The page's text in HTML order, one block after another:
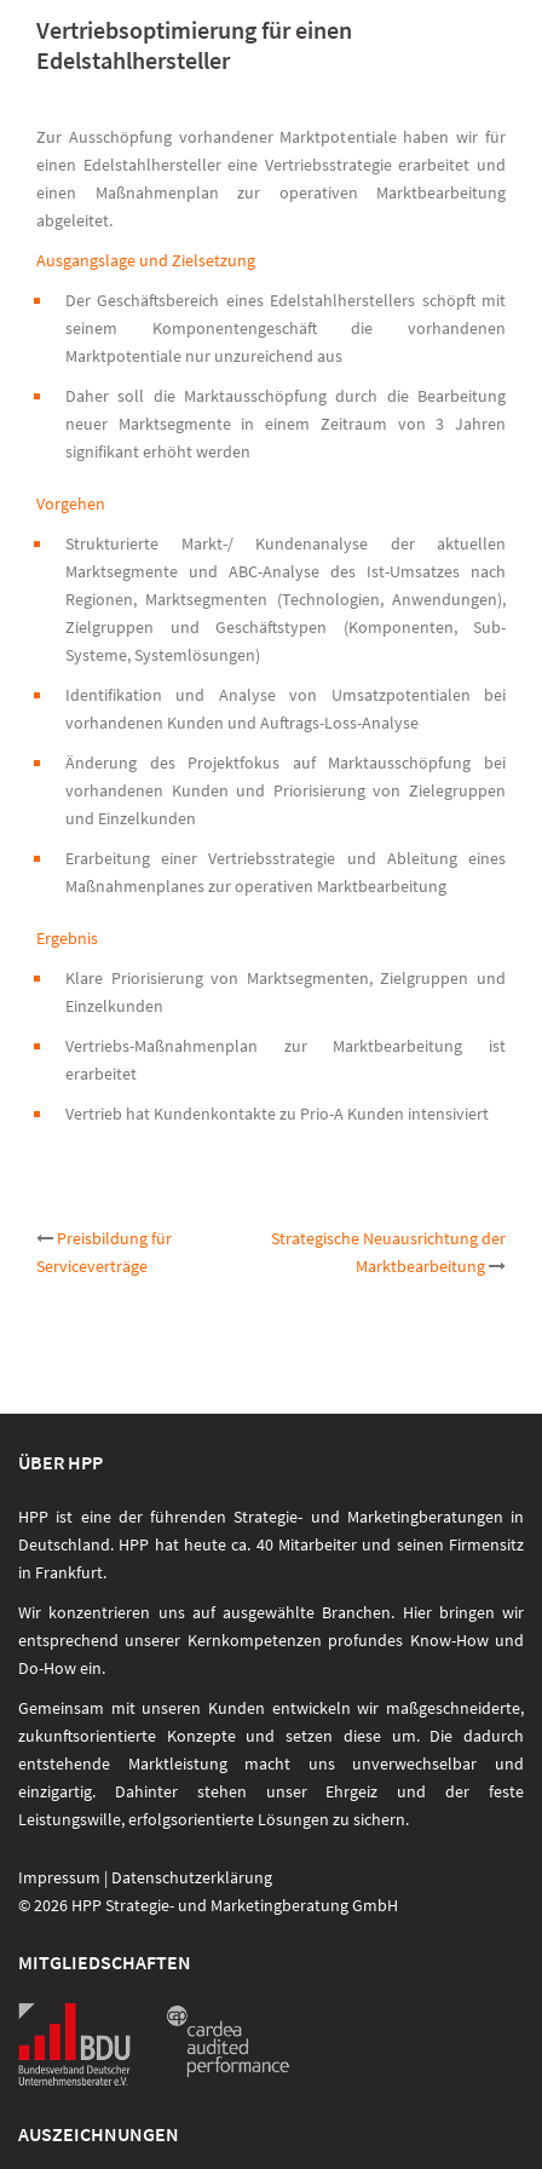
Vertriebsoptimierung für einen
Edelstahlhersteller
Zur Ausschöpfung vorhandener Marktpotentiale haben wir für
einen Edelstahlhersteller eine Vertriebsstrategie erarbeitet und
einen Maßnahmenplan zur operativen Marktbearbeitung
abgeleitet.
Ausgangslage und Zielsetzung
Der Geschäftsbereich eines Edelstahlherstellers schöpft mit
seinem Komponentengeschäft die vorhandenen
Marktpotentiale nur unzureichend aus
Daher soll die Marktausschöpfung durch die Bearbeitung
neuer Marktsegmente in einem Zeitraum von 3 Jahren
signifikant erhöht werden
Vorgehen
Strukturierte Markt-/ Kundenanalyse der aktuellen
Marktsegmente und ABC-Analyse des Ist-Umsatzes nach
Regionen, Marktsegmenten (Technologien, Anwendungen),
Zielgruppen und Geschäftstypen (Komponenten, Sub-
Systeme, Systemlösungen)
Identifikation und Analyse von Umsatzpotentialen bei
vorhandenen Kunden und Auftrags-Loss-Analyse
Änderung des Projektfokus auf Marktausschöpfung bei
vorhandenen Kunden und Priorisierung von Zielegruppen
und Einzelkunden
Erarbeitung einer Vertriebsstrategie und Ableitung eines
Maßnahmenplanes zur operativen Marktbearbeitung
Ergebnis
Klare Priorisierung von Marktsegmenten, Zielgruppen und
Einzelkunden
Vertriebs-Maßnahmenplan zur Marktbearbeitung ist
erarbeitet
Vertrieb hat Kundenkontakte zu Prio-A Kunden intensiviert
Post
Preisbildung für
Serviceverträge
Strategische Neuausrichtung der
Marktbearbeitung
ÜBER HPP
HPP ist eine der führenden Strategie- und Marketingberatungen in
Deutschland. HPP hat heute ca. 40 Mitarbeiter und seinen Firmensitz
in Frankfurt.
Wir konzentrieren uns auf ausgewählte Branchen. Hier bringen wir
entsprechend unserer Kernkompetenzen profundes Know-How und
Do-How ein.
Gemeinsam mit unseren Kunden entwickeln wir maßgeschneiderte,
zukunftsorientierte Konzepte und setzen diese um. Die dadurch
entstehende Marktleistung macht uns unverwechselbar und
einzigartig. Dahinter stehen unser Ehrgeiz und der feste
Leistungswille, erfolgsorientierte Lösungen zu sichern.
Impressum | Datenschutzerklärung
© 2026 HPP Strategie- und Marketingberatung GmbH
MITGLIEDSCHAFTEN
AUSZEICHNUNGEN